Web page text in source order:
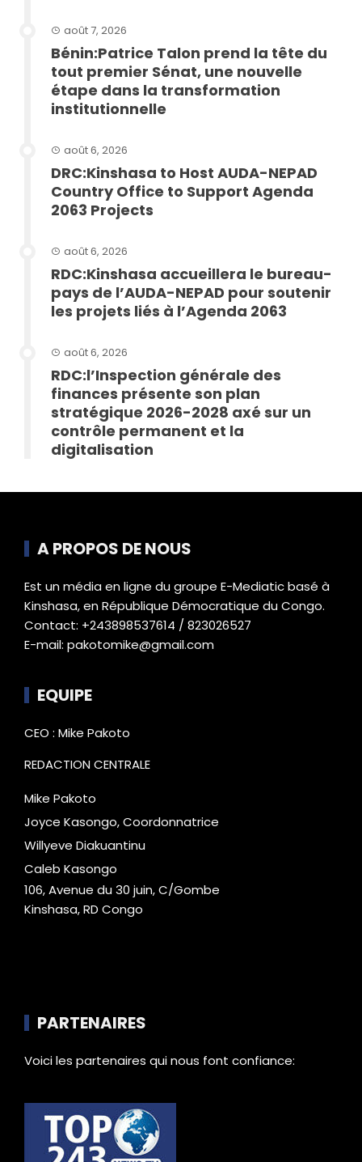
août 7, 2026
Bénin:Patrice Talon prend la tête du
tout premier Sénat, une nouvelle
étape dans la transformation
institutionnelle
août 6, 2026
DRC:Kinshasa to Host AUDA-NEPAD
Country Office to Support Agenda
2063 Projects
août 6, 2026
RDC:Kinshasa accueillera le bureau-
pays de l’AUDA-NEPAD pour soutenir
les projets liés à l’Agenda 2063
août 6, 2026
RDC:l’Inspection générale des
finances présente son plan
stratégique 2026-2028 axé sur un
contrôle permanent et la
digitalisation
A PROPOS DE NOUS
Est un média en ligne du groupe E-Mediatic basé à
Kinshasa, en République Démocratique du Congo.
Contact: +243898537614 / 823026527
E-mail: pakotomike@gmail.com
EQUIPE
CEO : Mike Pakoto
REDACTION CENTRALE
Mike Pakoto
Joyce Kasongo, Coordonnatrice
Willyeve Diakuantinu
Caleb Kasongo
106, Avenue du 30 juin, C/Gombe
Kinshasa, RD Congo
PARTENAIRES
Voici les partenaires qui nous font confiance: